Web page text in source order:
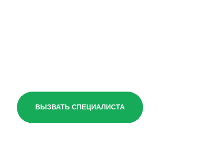
ВЫЗВАТЬ СПЕЦИАЛИСТА